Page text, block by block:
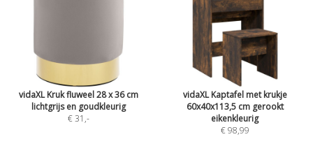
vidaXL Kruk fluweel 28 x 36 cm
lichtgrijs en goudkleurig
€ 31 ,-
vidaXL Kaptafel met krukje
60x40x113,5 cm gerookt
eikenkleurig
€ 98,99